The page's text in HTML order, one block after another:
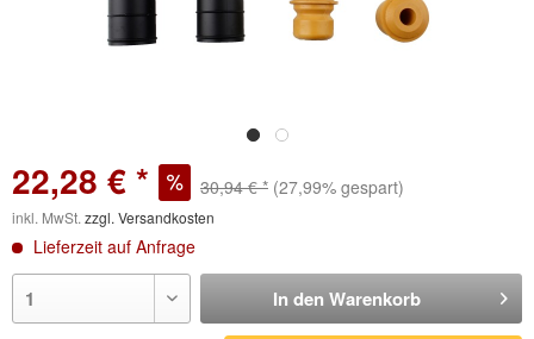
22,28 € * 30,94 € * (27,99% gespart)
inkl. MwSt. zzgl. Versandkosten
Lieferzeit auf Anfrage
In den Warenkorb